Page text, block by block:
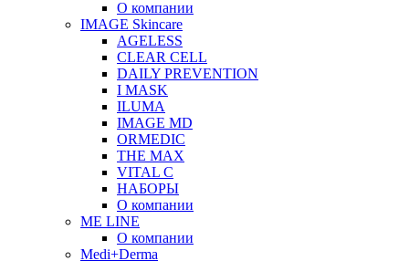
О компании
IMAGE Skincare
AGELESS
CLEAR CELL
DAILY PREVENTION
I MASK
ILUMA
IMAGE MD
ORMEDIC
THE MAX
VITAL C
НАБОРЫ
О компании
ME LINE
О компании
Medi+Derma